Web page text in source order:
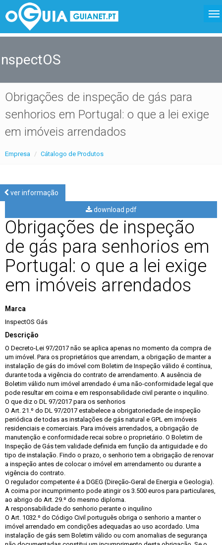
Obrigações de inspeção de gás para
senhorios em Portugal: o que a lei exige
em imóveis arrendados
Empresa Cátalogo de Produtos
ver informação
download pdf
Obrigações de inspeção
de gás para senhorios em
Portugal: o que a lei exige
em imóveis arrendados
Marca
InspectOS Gás
Descrição
O Decreto-Lei 97/2017 não se aplica apenas no momento da compra de
um imóvel. Para os proprietários que arrendam, a obrigação de manter a
instalação de gás do imóvel com Boletim de Inspeção válido é contínua,
durante toda a vigência do contrato de arrendamento. A ausência de
Boletim válido num imóvel arrendado é uma não-conformidade legal que
pode resultar em coima e em responsabilidade civil perante o inquilino.
O que diz o DL 97/2017 para os senhorios
O Art. 21.º do DL 97/2017 estabelece a obrigatoriedade de inspeção
periódica de todas as instalações de gás natural e GPL em imóveis
residenciais e comerciais. Para imóveis arrendados, a obrigação de
manutenção e conformidade recai sobre o proprietário. O Boletim de
Inspeção de Gás tem validade definida em função da antiguidade e do
tipo de instalação. Findo o prazo, o senhorio tem a obrigação de renovar
a inspeção antes de colocar o imóvel em arrendamento ou durante a
vigência do contrato.
O regulador competente é a DGEG (Direção-Geral de Energia e Geologia).
A coima por incumprimento pode atingir os 3.500 euros para particulares,
ao abrigo do Art. 29.º do mesmo diploma.
A responsabilidade do senhorio perante o inquilino
O Art. 1032.º do Código Civil português obriga o senhorio a manter o
imóvel arrendado em condições adequadas ao uso acordado. Uma
instalação de gás sem Boletim válido ou com anomalias de segurança